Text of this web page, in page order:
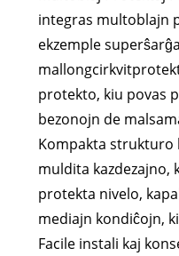
integras multoblajn
ekzemple
protekto, kiu povas
bezonojn de
Kompakta strukturo
muldita kazdezajno,
protekta nivelo,
mediajn kondiĉojn,
Facile instali kaj